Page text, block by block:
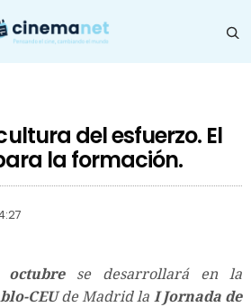
del esfuerzo. El
la formación.
se desarrollará en la
CEUde Madrid la I Jornada de